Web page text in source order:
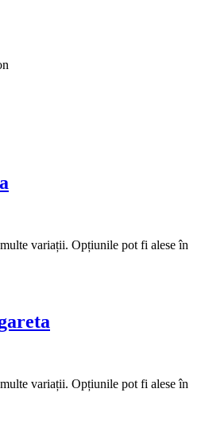
variații. Opțiunile pot fi alese în
variații. Opțiunile pot fi alese în